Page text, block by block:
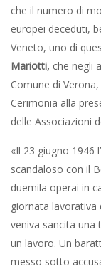
che il numero di
europei deceduti,
Veneto, uno di
Mariotti, che negli
Comune di
Cerimonia alla
delle Associazioni
«Il 23 giugno 1946
scandaloso con il
duemila operai in
giornata lavorativa
veniva sancita una
un lavoro. Un
messo sotto